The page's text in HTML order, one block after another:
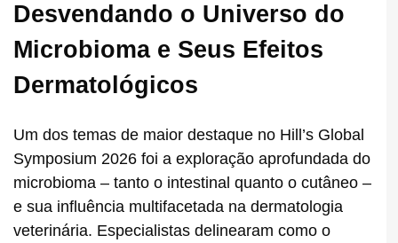
Desvendando o Universo do
Microbioma e Seus Efeitos
Dermatológicos
Um dos temas de maior destaque no Hill’s Global
Symposium 2026 foi a exploração aprofundada do
microbioma – tanto o intestinal quanto o cutâneo –
e sua influência multifacetada na dermatologia
veterinária. Especialistas delinearam como o